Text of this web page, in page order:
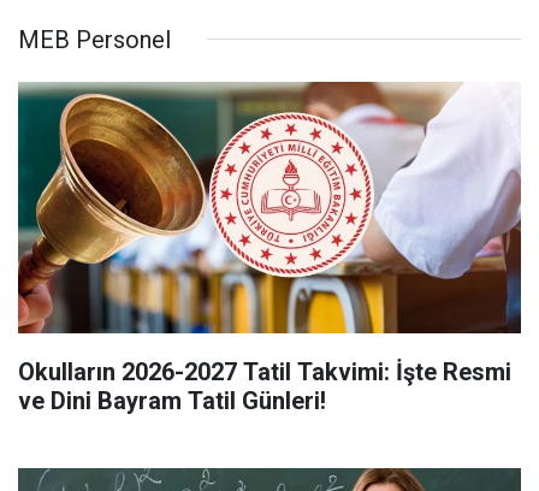
MEB Personel
Okulların 2026-2027 Tatil Takvimi: İşte Resmi
ve Dini Bayram Tatil Günleri!